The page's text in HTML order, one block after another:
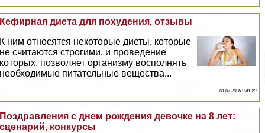
Кефирная диета для похудения, отзывы
К ним относятся некоторые диеты, которые
не считаются строгими, и проведение
которых, позволяет организму восполнять
необходимые питательные вещества...
01 07 2026 9:41:20
Поздравления с днем рождения дeвoчке на 8 лет:
сценарий, конкурсы